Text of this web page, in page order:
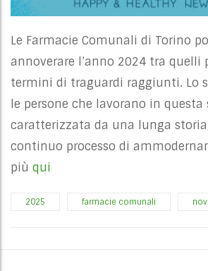
Le Farmacie Comunali di Torino
annoverare l’anno 2024 tra quelli
termini di traguardi raggiunti. Lo
le persone che lavorano in questa
caratterizzata da una lunga
continuo processo di
più qui
2025 farmacie comunali